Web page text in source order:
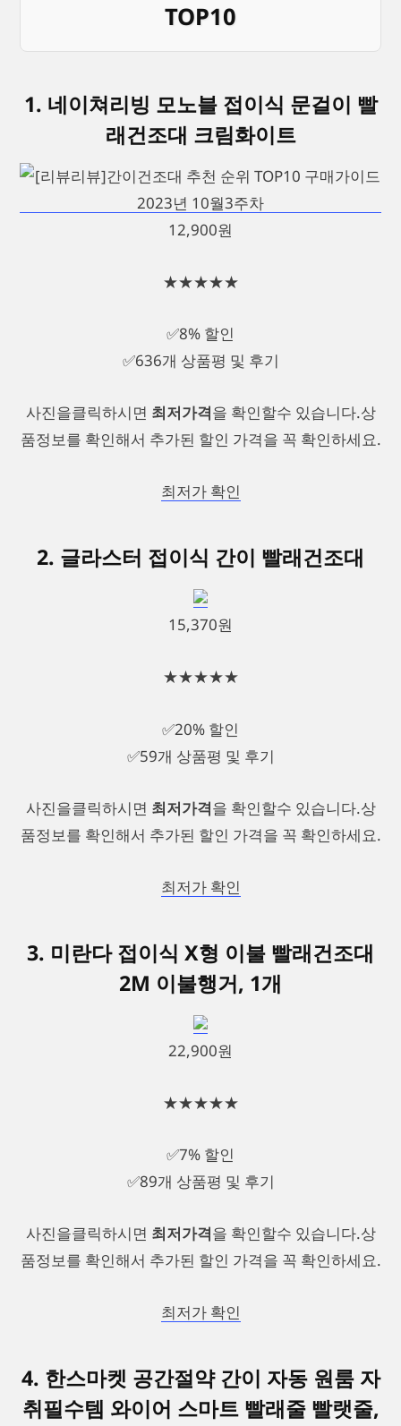
TOP10
1. 네이쳐리빙 모노블 접이식 문걸이 빨
래건조대 크림화이트
12,900원
★★★★★
✅8% 할인
✅636개 상품평 및 후기
사진을클릭하시면 최저가격을 확인할수 있습니다.상
품정보를 확인해서 추가된 할인 가격을 꼭 확인하세요.
최저가 확인
2. 글라스터 접이식 간이 빨래건조대
15,370원
★★★★★
✅20% 할인
✅59개 상품평 및 후기
사진을클릭하시면 최저가격을 확인할수 있습니다.상
품정보를 확인해서 추가된 할인 가격을 꼭 확인하세요.
최저가 확인
3. 미란다 접이식 X형 이불 빨래건조대
2M 이불행거, 1개
22,900원
★★★★★
✅7% 할인
✅89개 상품평 및 후기
사진을클릭하시면 최저가격을 확인할수 있습니다.상
품정보를 확인해서 추가된 할인 가격을 꼭 확인하세요.
최저가 확인
4. 한스마켓 공간절약 간이 자동 원룸 자
취필수템 와이어 스마트 빨래줄 빨랫줄,